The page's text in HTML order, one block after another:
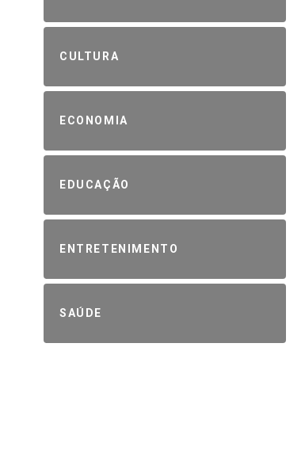
CULTURA
ECONOMIA
EDUCAÇÃO
ENTRETENIMENTO
SAÚDE